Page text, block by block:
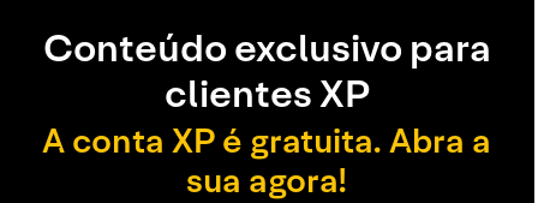
Conteúdo exclusivo para
clientes XP
A conta XP é gratuita. Abra a
sua agora!